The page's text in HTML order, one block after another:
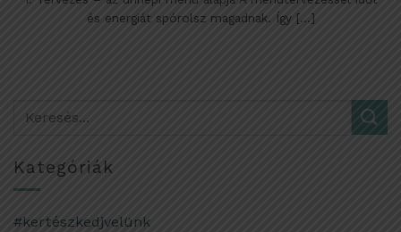
és energiát spórolsz magadnak. Így [...]
Kategóriák
#kertészkedjvelünk